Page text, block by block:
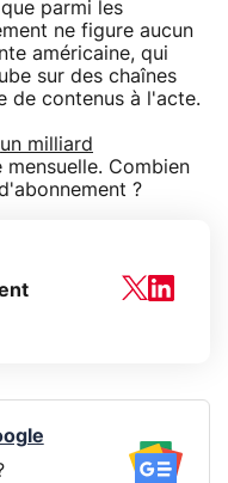
parmi les
ne figure aucun
américaine, qui
sur des chaînes
de contenus à l'acte.
un milliard
mensuelle. Combien
?